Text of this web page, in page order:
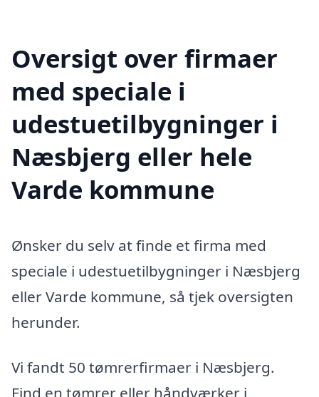
Oversigt over firmaer
med speciale i
udestuetilbygninger i
Næsbjerg eller hele
Varde kommune
Ønsker du selv at finde et firma med
speciale i udestuetilbygninger i Næsbjerg
eller Varde kommune, så tjek oversigten
herunder.
Vi fandt 50 tømrerfirmaer i Næsbjerg.
Find en tømrer eller håndværker i